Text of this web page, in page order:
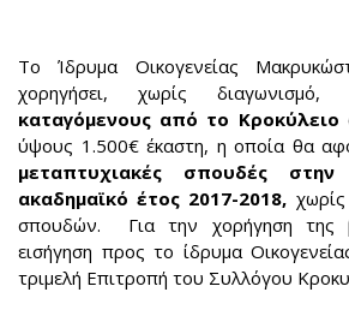
Το Ίδρυμα Οικογενείας
χορηγήσει, χωρίς
καταγόμενους από το Κροκύλειο
ύψους 1.500€ έκαστη, η οποία θα
μεταπτυχιακές σπουδές
ακαδημαϊκό έτος 2017-2018,
σπουδών. Για την χορήγηση της
εισήγηση προς το ίδρυμα
τριμελή Επιτροπή του Συλλόγου